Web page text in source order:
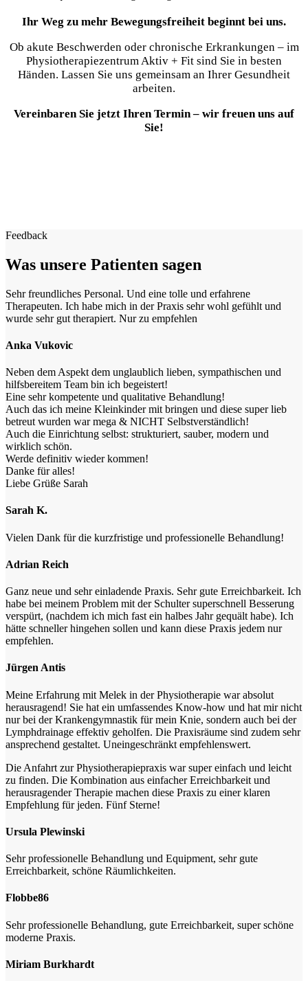
Ihr Weg zu mehr Bewegungsfreiheit beginnt bei uns.
Ob akute Beschwerden oder chronische Erkrankungen – im
Physiotherapiezentrum Aktiv + Fit sind Sie in besten
Händen. Lassen Sie uns gemeinsam an Ihrer Gesundheit
arbeiten.
Vereinbaren Sie jetzt Ihren Termin – wir freuen uns auf
Sie!
Feedback
Was unsere Patienten sagen
Sehr freundliches Personal. Und eine tolle und erfahrene
Therapeuten. Ich habe mich in der Praxis sehr wohl gefühlt und
wurde sehr gut therapiert. Nur zu empfehlen
Anka Vukovic
Neben dem Aspekt dem unglaublich lieben, sympathischen und
hilfsbereitem Team bin ich begeistert!
Eine sehr kompetente und qualitative Behandlung!
Auch das ich meine Kleinkinder mit bringen und diese super lieb
betreut wurden war mega & NICHT Selbstverständlich!
Auch die Einrichtung selbst: strukturiert, sauber, modern und
wirklich schön.
Werde definitiv wieder kommen!
Danke für alles!
Liebe Grüße Sarah
Sarah K.
Vielen Dank für die kurzfristige und professionelle Behandlung!
Adrian Reich
Ganz neue und sehr einladende Praxis. Sehr gute Erreichbarkeit. Ich
habe bei meinem Problem mit der Schulter superschnell Besserung
verspürt, (nachdem ich mich fast ein halbes Jahr gequält habe). Ich
hätte schneller hingehen sollen und kann diese Praxis jedem nur
empfehlen.
Jürgen Antis
Meine Erfahrung mit Melek in der Physiotherapie war absolut
herausragend! Sie hat ein umfassendes Know-how und hat mir nicht
nur bei der Krankengymnastik für mein Knie, sondern auch bei der
Lymphdrainage effektiv geholfen. Die Praxisräume sind zudem sehr
ansprechend gestaltet. Uneingeschränkt empfehlenswert.
Die Anfahrt zur Physiotherapiepraxis war super einfach und leicht
zu finden. Die Kombination aus einfacher Erreichbarkeit und
herausragender Therapie machen diese Praxis zu einer klaren
Empfehlung für jeden. Fünf Sterne!
Ursula Plewinski
Sehr professionelle Behandlung und Equipment, sehr gute
Erreichbarkeit, schöne Räumlichkeiten.
Flobbe86
Sehr professionelle Behandlung, gute Erreichbarkeit, super schöne
moderne Praxis.
Miriam Burkhardt